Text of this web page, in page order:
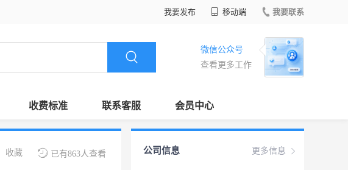
我要发布 移动端 我要联系
微信公众号
查看更多工作
收费标准 联系客服 会员中心
已有863人查看
收藏 更多信息
公司信息